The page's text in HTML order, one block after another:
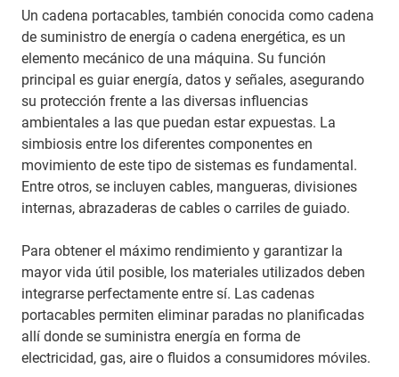
Un cadena portacables, también conocida como cadena
de suministro de energía o cadena energética, es un
elemento mecánico de una máquina. Su función
principal es guiar energía, datos y señales, asegurando
su protección frente a las diversas influencias
ambientales a las que puedan estar expuestas. La
simbiosis entre los diferentes componentes en
movimiento de este tipo de sistemas es fundamental.
Entre otros, se incluyen cables, mangueras, divisiones
internas, abrazaderas de cables o carriles de guiado.
Para obtener el máximo rendimiento y garantizar la
mayor vida útil posible, los materiales utilizados deben
integrarse perfectamente entre sí. Las cadenas
portacables permiten eliminar paradas no planificadas
allí donde se suministra energía en forma de
electricidad, gas, aire o fluidos a consumidores móviles.